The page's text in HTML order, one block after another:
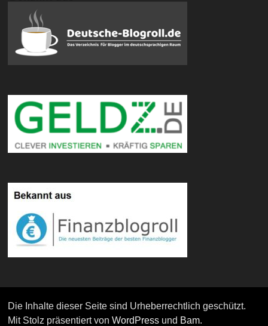
Die Inhalte dieser Seite sind Urheberrechtlich geschützt.
Mit Stolz präsentiert von WordPressund Bam.